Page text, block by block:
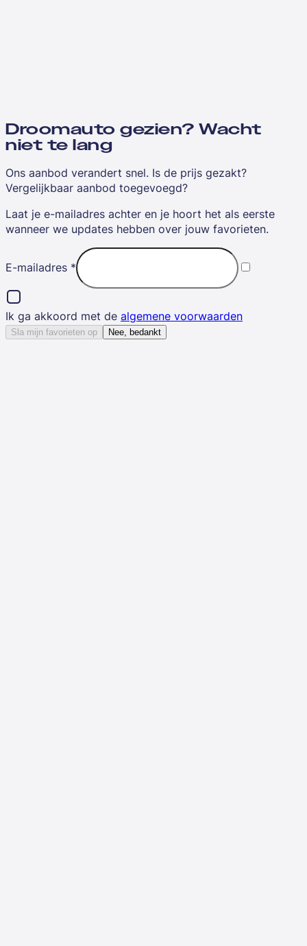
Droomauto gezien? Wacht
niet te lang
Ons aanbod verandert snel. Is de prijs gezakt?
Vergelijkbaar aanbod toegevoegd?
Laat je e-mailadres achter en je hoort het als eerste
wanneer we updates hebben over jouw favorieten.
E-mailadres *
Ik ga akkoord met de algemene voorwaarden
Sla mijn favorieten op Nee, bedankt